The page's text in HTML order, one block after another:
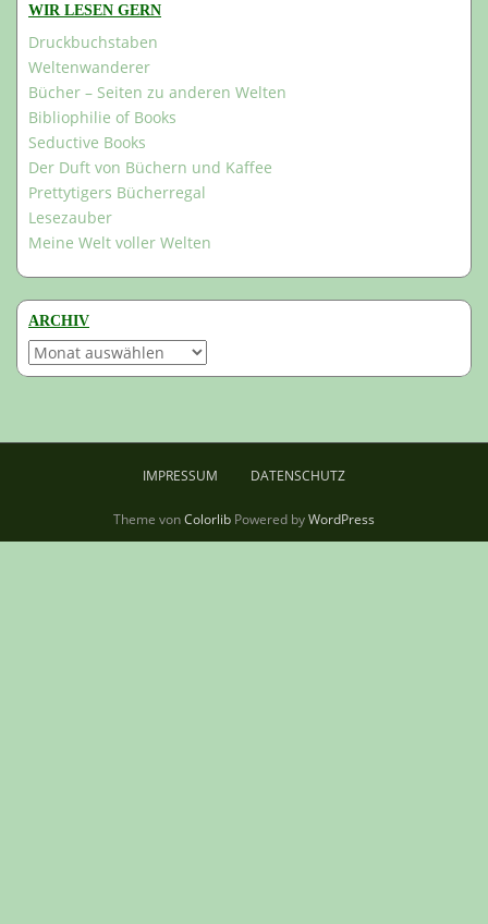
WIR LESEN GERN
Druckbuchstaben
Weltenwanderer
Bücher – Seiten zu anderen Welten
Bibliophilie of Books
Seductive Books
Der Duft von Büchern und Kaffee
Prettytigers Bücherregal
Lesezauber
Meine Welt voller Welten
ARCHIV
Archiv
IMPRESSUM DATENSCHUTZ
Theme vonColorlib Powered byWordPress